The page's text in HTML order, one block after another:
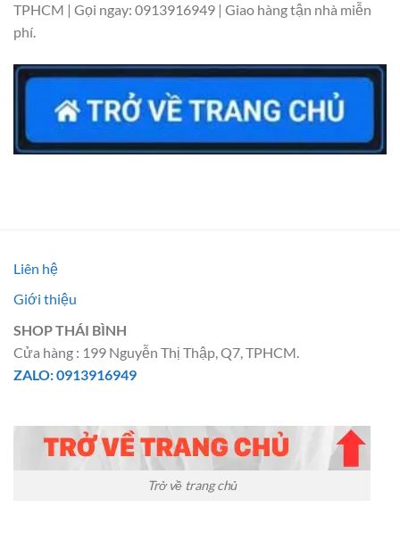
TPHCM | Gọi ngay: 0913916949 | Giao hàng tận nhà miễn
phí.
Liên hệ
Giới thiệu
SHOP THÁI BÌNH
Cửa hàng : 199 Nguyễn Thị Thập, Q7, TPHCM.
ZALO: 0913916949
Trở về trang chủ